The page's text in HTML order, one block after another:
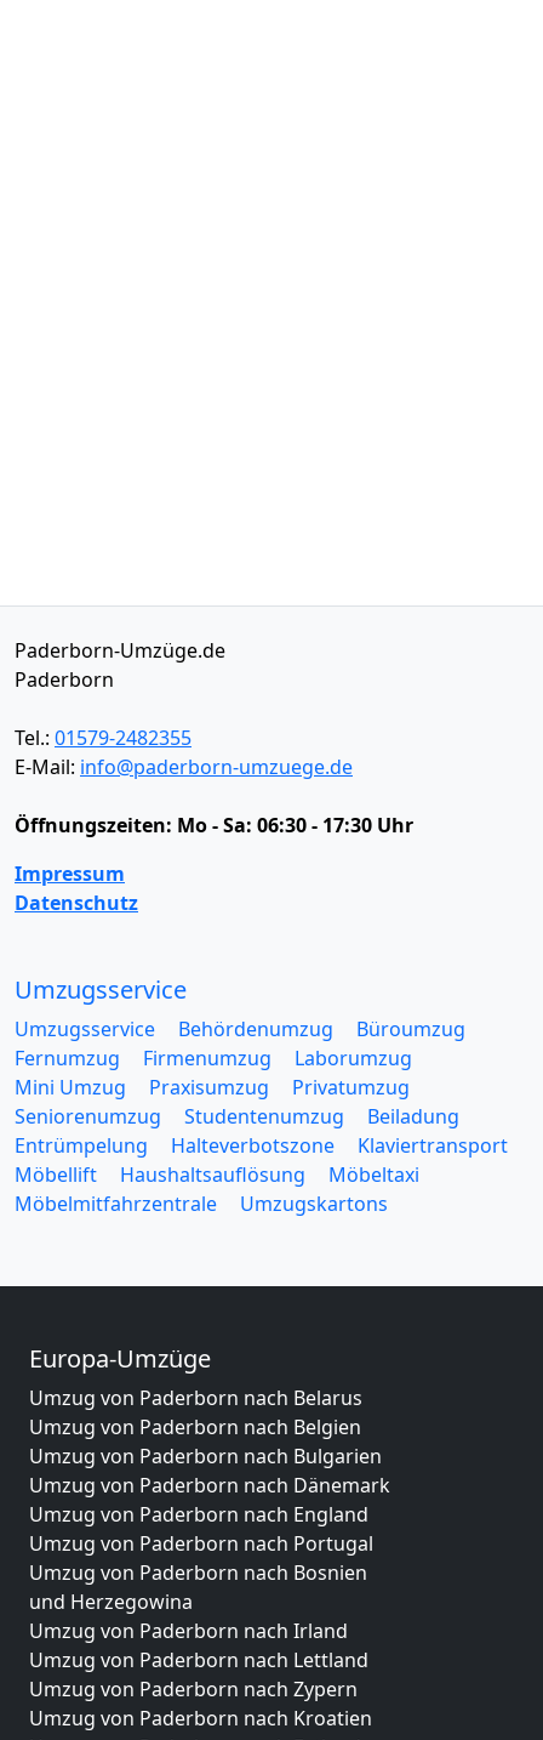
Paderborn-Umzüge.de
Paderborn
Tel.: 01579-2482355
E-Mail: info@paderborn-umzuege.de
Öffnungszeiten: Mo - Sa: 06:30 - 17:30 Uhr
Impressum
Datenschutz
Umzugsservice
Umzugsservice Behördenumzug
Büroumzug
Fernumzug
Firmenumzug
Laborumzug
Mini Umzug
Praxisumzug
Privatumzug
Seniorenumzug
Studentenumzug
Beiladung
Entrümpelung
Halteverbotszone
Klaviertransport
Möbellift
Haushaltsauflösung
Möbeltaxi
Möbelmitfahrzentrale
Umzugskartons
Europa-Umzüge
Umzug von Paderborn nach Belarus
Umzug von Paderborn nach Belgien
Umzug von Paderborn nach Bulgarien
Umzug von Paderborn nach Dänemark
Umzug von Paderborn nach England
Umzug von Paderborn nach Portugal
Umzug von Paderborn nach Bosnien
und Herzegowina
Umzug von Paderborn nach Irland
Umzug von Paderborn nach Lettland
Umzug von Paderborn nach Zypern
Umzug von Paderborn nach Kroatien